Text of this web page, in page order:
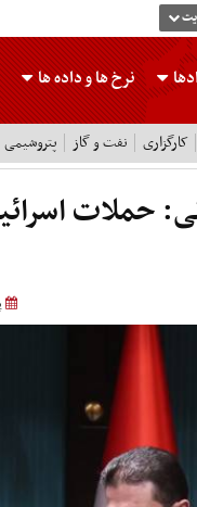
نرخ هاو داده ها
کارگزاری نفت و گاز پتروشیمی
حملات